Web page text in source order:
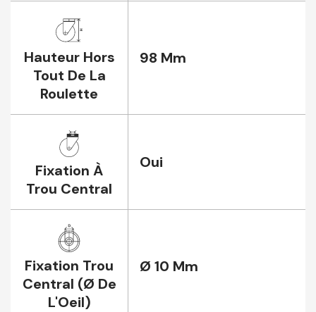
Hauteur Hors
Tout De La
Roulette
98 Mm
Fixation À
Trou Central
Oui
Fixation Trou
Central (Ø De
L'Oeil)
Ø 10 Mm